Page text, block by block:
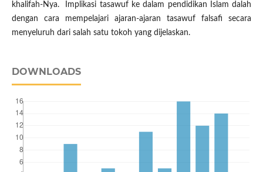
khalifah-Nya. Implikasi tasawuf ke dalam pendidikan Islam dalah
dengan cara mempelajari ajaran-ajaran tasawuf falsafi secara
menyeluruh dari salah satu tokoh yang dijelaskan.
DOWNLOADS